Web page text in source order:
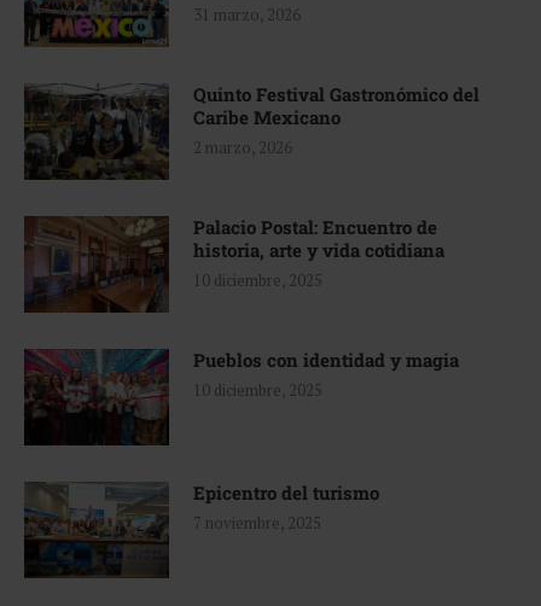
31 marzo, 2026
Quinto Festival Gastronómico del
Caribe Mexicano
2 marzo, 2026
Palacio Postal: Encuentro de
historia, arte y vida cotidiana
10 diciembre, 2025
Pueblos con identidad y magia
10 diciembre, 2025
Epicentro del turismo
7 noviembre, 2025